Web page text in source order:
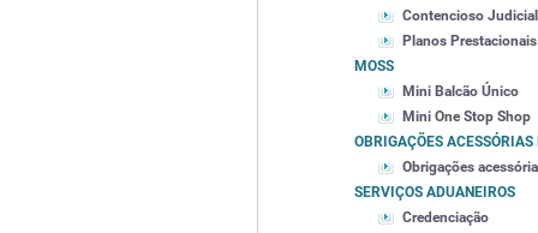
Contencioso
Planos Prestacionais
MOSS
Mini Balcão Único
Mini One Stop Shop
OBRIGAÇÕES
Obrigações
SERVIÇOS ADUANEIROS
Credenciação